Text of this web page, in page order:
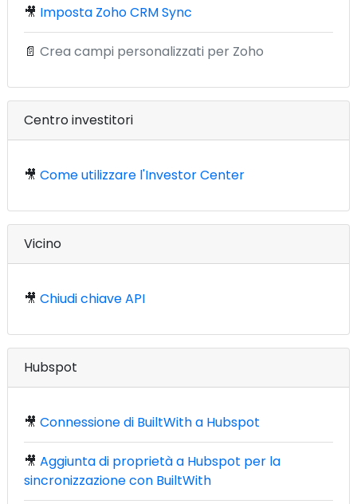
🎥 Imposta Zoho CRM Sync
📄 Crea campi personalizzati per Zoho
Centro investitori
🎥 Come utilizzare l'Investor Center
Vicino
🎥 Chiudi chiave API
Hubspot
🎥 Connessione di BuiltWith a Hubspot
🎥 Aggiunta di proprietà a Hubspot per la
sincronizzazione con BuiltWith